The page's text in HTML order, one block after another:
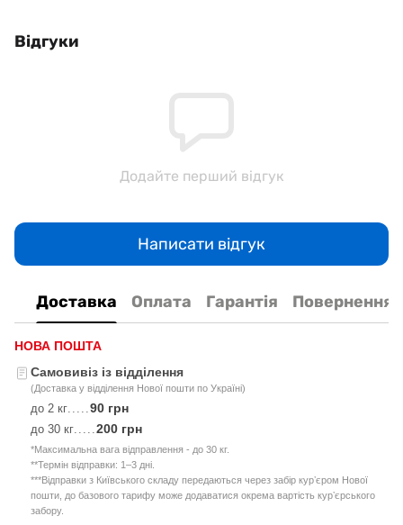
Відгуки
Додайте перший відгук
Написати відгук
Доставка Оплата Гарантія Повернення
НОВА ПОШТА
Самовивіз із відділення
(Доставка у відділення Нової пошти по Україні)
до 2 кг.....90 грн
до 30 кг.....200 грн
*Максимальна вага відправлення - до 30 кг.
**Термін відправки: 1–3 дні.
***Відправки з Київського складу передаються через забір курʼєром Нової
пошти, до базового тарифу може додаватися окрема вартість курʼєрського
забору.